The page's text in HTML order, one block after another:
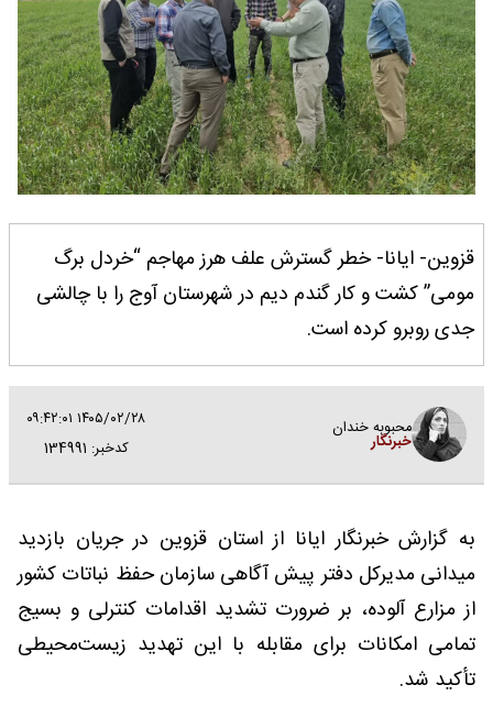
قزوین- ایانا- خطر گسترش علف هرز مهاجم “خردل برگ
مومی” کشت و کار گندم دیم در شهرستان آوج را با چالشی
جدی روبرو کرده است.
محبوبه خندان
خبرنگار
۱۴۰۵/۰۲/۲۸ ۰۹:۴۲:۰۱
کدخبر: 134991
به گزارش خبرنگار ایانا از استان قزوین در جریان بازدید
میدانی مدیرکل دفتر پیش آگاهی سازمان حفظ نباتات کشور
از مزارع آلوده، بر ضرورت تشدید اقدامات کنترلی و بسیج
تمامی امکانات برای مقابله با این تهدید زیست‌محیطی
تأکید شد.